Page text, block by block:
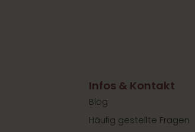
Infos & Kontakt
Blog
Häufig gestellte Fragen